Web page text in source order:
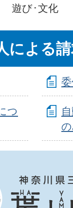
遊び･文化
による
つ